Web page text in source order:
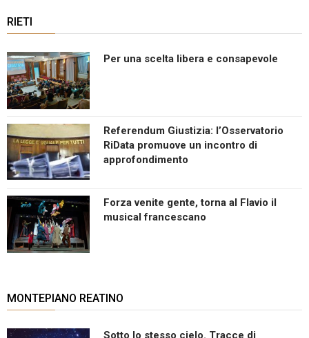
RIETI
Per una scelta libera e consapevole
Referendum Giustizia: l’Osservatorio
RiData promuove un incontro di
approfondimento
Forza venite gente, torna al Flavio il
musical francescano
MONTEPIANO REATINO
Sotto lo stesso cielo. Tracce di